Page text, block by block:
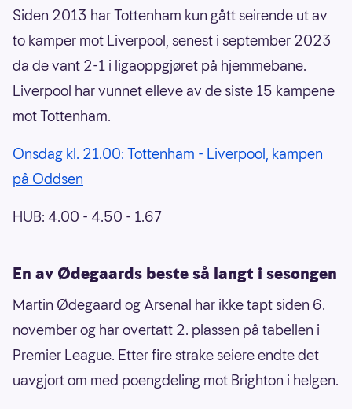
Siden 2013 har Tottenham kun gått seirende ut av
to kamper mot Liverpool, senest i september 2023
da de vant 2-1 i ligaoppgjøret på hjemmebane.
Liverpool har vunnet elleve av de siste 15 kampene
mot Tottenham.
Onsdag kl. 21.00: Tottenham - Liverpool, kampen
på Oddsen
HUB: 4.00 - 4.50 - 1.67
En av Ødegaards beste så langt i sesongen
Martin Ødegaard og Arsenal har ikke tapt siden 6.
november og har overtatt 2. plassen på tabellen i
Premier League. Etter fire strake seiere endte det
uavgjort om med poengdeling mot Brighton i helgen.